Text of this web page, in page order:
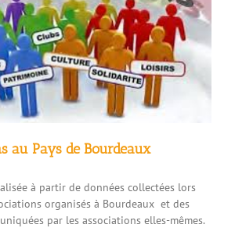
au Pays de Bourdeaux
à partir de données collectées lors
organisés à Bourdeaux et des
par les associations elles-mêmes.